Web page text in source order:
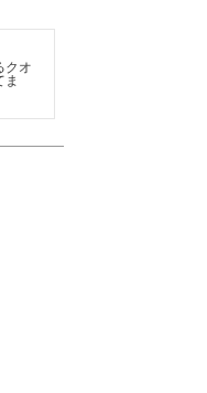
クオ
ま